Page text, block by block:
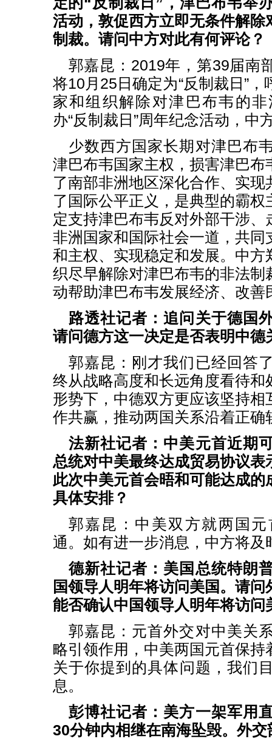
活动，敦促西方立即无条件解除
制裁。请问中方对此有何评论？
郭嘉昆：2019年，第39届南
将10月25日确定为“反制裁日”
家和组织解除对津巴布韦的
办“反制裁日”周年纪念活动，中
少数西方国家长期对津巴布
津巴布韦国家主权，损害津巴布
了南部非洲地区深化合作、实
了国际公平正义，是典型的霸
定支持津巴布韦反对外部干涉
非洲国家和国际社会一道，共同
和主权、实现稳定和发展。中方
织尽早解除对津巴布韦的非法制
动帮助津巴布韦发展经济、改善
路透社记者：追问关于德国
请问德方这一决定是否表明中德
郭嘉昆：刚才我们已经回答
终从战略高度和长远角度看待和
形势下，中德双方更应该坚持相
作共赢，推动两国关系沿着正确
法新社记者：中美元首近期
总统对中美最终达成贸易协议表
此次中美元首会晤和可能达成
具体安排？
郭嘉昆：中美双方就两国
通。如有进一步消息，中方将及
德新社记者：美国总统特朗
国领导人明年将访问美国。请
能否确认中国领导人明年将访问
郭嘉昆：元首外交对中美关
略引领作用，中美两国元首保持
关于你提到的具体问题，我们
息。
彭博社记者：美方一架军用
30分钟内相继在南海坠毁。外